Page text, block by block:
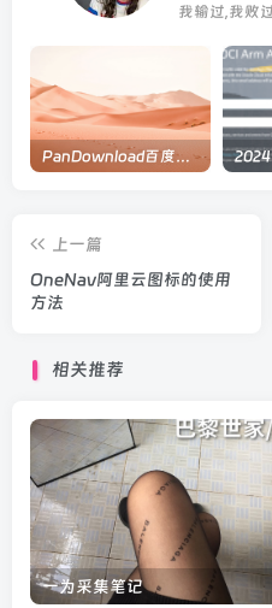
我输过,我败
PanDownload百度网盘在线解析
上一篇
OneNav阿里云图标的使用
方法
相关推荐
一为采集笔记